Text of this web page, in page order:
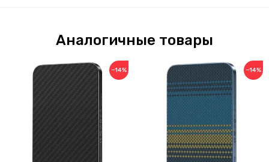
Аналогичные товары
−14% −14%